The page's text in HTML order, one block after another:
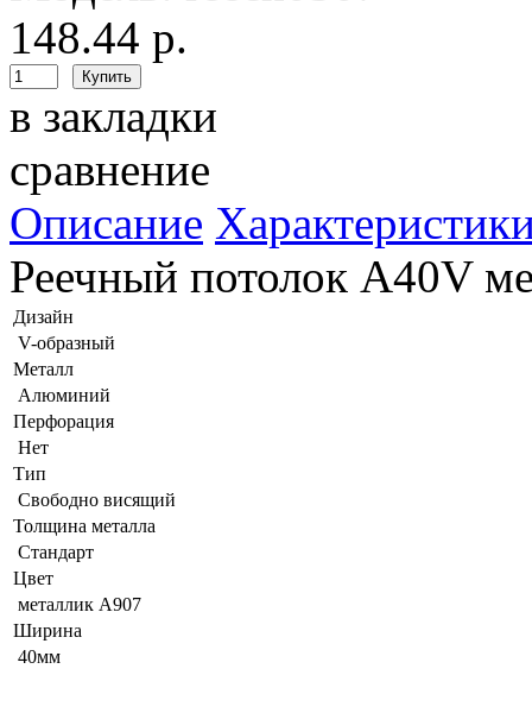
148.44 р.
в закладки
сравнение
Описание
Реечный потолок A40V
Дизайн
V-образный
Металл
Алюминий
Перфорация
Нет
Тип
Свободно висящий
Толщина металла
Стандарт
Цвет
металлик А907
Ширина
40мм